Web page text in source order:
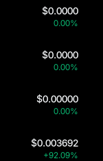
$0.0000
0.00%
$0.0000
0.00%
$0.00000
0.00%
$0.003692
+92.09%